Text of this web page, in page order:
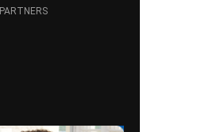
PARTNERS